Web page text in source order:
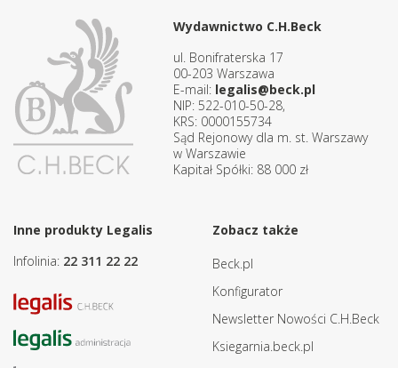
Wydawnictwo C.H.Beck
ul. Bonifraterska 17
00-203 Warszawa
E-mail: legalis@beck.pl
NIP: 522-010-50-28,
KRS: 0000155734
Sąd Rejonowy dla m. st. Warszawy
w Warszawie
Kapitał Spółki: 88 000 zł
Inne produkty Legalis
Infolinia: 22 311 22 22
Zobacz także
Beck.pl
Konfigurator
Newsletter Nowości C.H.Beck
Ksiegarnia.beck.pl